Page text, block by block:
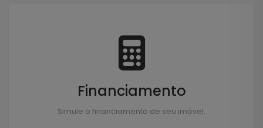
Financiamento
Simule o financiamento de seu imóvel.